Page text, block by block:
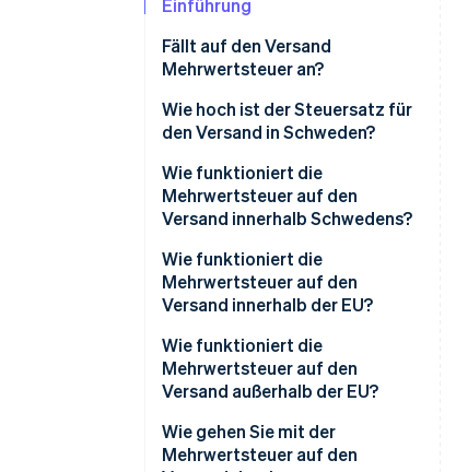
Einführung
Fällt auf den Versand
Mehrwertsteuer an?
Wie hoch ist der Steuersatz für
den Versand in Schweden?
Wie funktioniert die
Mehrwertsteuer auf den
Versand innerhalb Schwedens?
Wie funktioniert die
Mehrwertsteuer auf den
Versand innerhalb der EU?
Wie funktioniert die
Mehrwertsteuer auf den
Versand außerhalb der EU?
Wie gehen Sie mit der
Mehrwertsteuer auf den